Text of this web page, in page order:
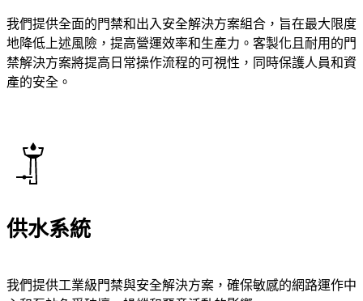
我們提供全面的門禁和出入安全解決方案組合，旨在最大限度
地降低上述風險，提高營運效率和生產力。客製化且耐用的門
禁解決方案將提高日常操作流程的可視性，同時保護人員和資
產的安全。
供水系統
我們提供工業級門禁與安全解決方案，確保敏感的網路運作中